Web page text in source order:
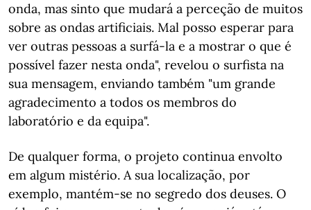
onda, mas sinto que mudará a perceção de muitos
sobre as ondas artificiais. Mal posso esperar para
ver outras pessoas a surfá-la e a mostrar o que é
possível fazer nesta onda", revelou o surfista na
sua mensagem, enviando também "um grande
agradecimento a todos os membros do
laboratório e da equipa".
De qualquer forma, o projeto continua envolto
em algum mistério. A sua localização, por
exemplo, mantém-se no segredo dos deuses. O